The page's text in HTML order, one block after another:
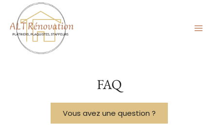
contenu
FAQ
Vous avez une question ?